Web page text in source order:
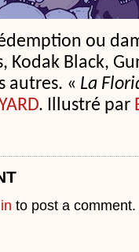
ou
Kodak Black,
autres. « La
. Illustré par
to post a comment.